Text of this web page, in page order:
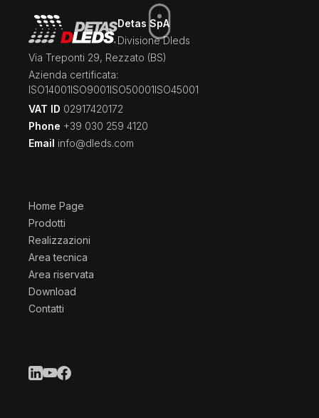
Detas SpA
Divisione Dleds
Via Treponti 29, Rezzato (BS)
Azienda certificata:
ISO14001ISO9001ISO50001ISO45001
VAT ID 02917420172
Phone +39 030 259 4120
Email info@dleds.com
Home Page
Prodotti
Realizzazioni
Area tecnica
Area riservata
Download
Contatti